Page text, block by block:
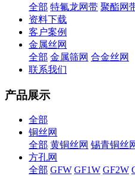
全部 特氟龙网带 聚酯网
资料下载
客户案例
金属丝网
全部 金属筛网 合金丝网
联系我们
产品展示
全部
铜丝网
全部 黄铜丝网 锡青铜丝
方孔网
全部 GFW GF1W GF2W